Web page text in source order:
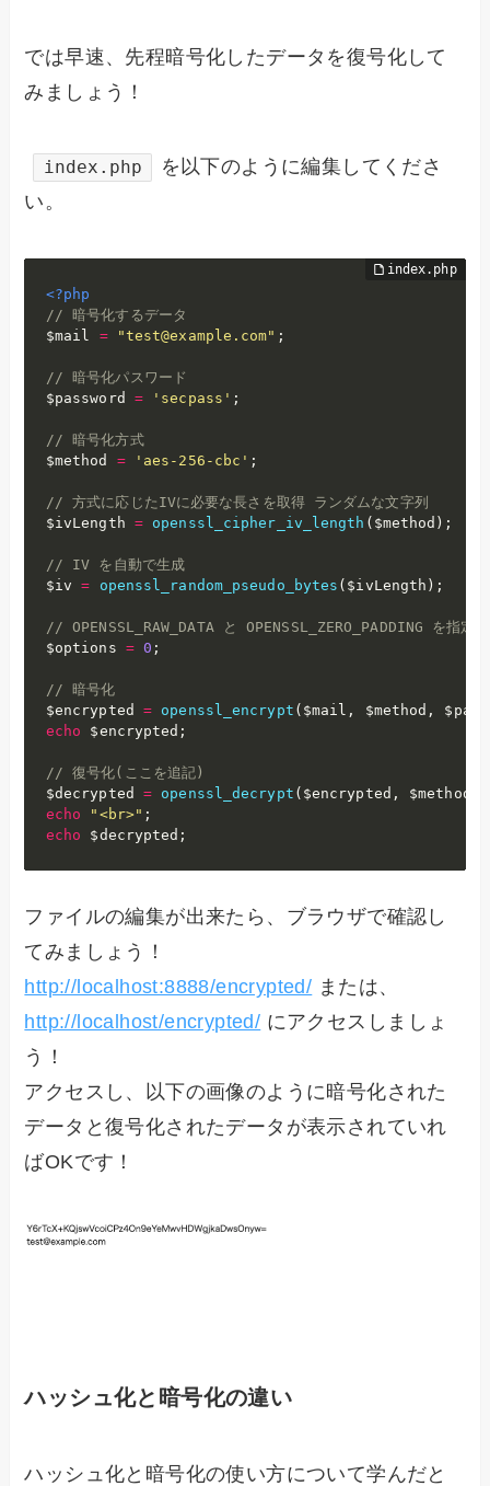
では早速、先程暗号化したデータを復号化して
みましょう！
index.php
を以下のように編集してくださ
い。
<?php
// 暗号化するデータ
$mail
= "test@example.com" ;
// 暗号化パスワード
$password
= 'secpass' ;
// 暗号化方式
$method
= 'aes-256-cbc' ;
// 方式に応じたIVに必要な長さを取得 ランダムな文字列
$ivLength = openssl_cipher_iv_length ( $method ) ;
// IV を自動で生成
$iv
= openssl_random_pseudo_bytes ( $ivLength ) ;
// OPENSSL_RAW_DATA と OPENSSL_ZERO_PADDING を指定可
$options = 0 ;
// 暗号化
$encrypted
= openssl_encrypt ( $mail , $method ,
echo
$encrypted ;
// 復号化(ここを追記)
$decrypted
= openssl_decrypt ( $encrypted , $method
echo
"<br>" ;
echo
$decrypted ;
ファイルの編集が出来たら、ブラウザで確認し
てみましょう！
http://localhost:8888/encrypted/ または、
http://localhost/encrypted/ にアクセスしましょ
う！
アクセスし、以下の画像のように暗号化された
データと復号化されたデータが表示されていれ
ばOKです！
ハッシュ化と暗号化の違い
ハッシュ化と暗号化の使い方について学んだと